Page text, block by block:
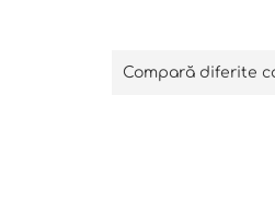
Compară diferite